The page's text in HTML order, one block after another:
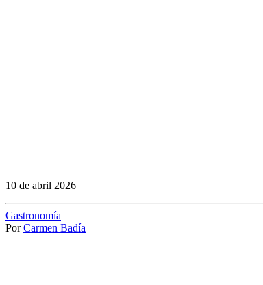
10 de abril 2026
Gastronomía
Por Carmen Badía